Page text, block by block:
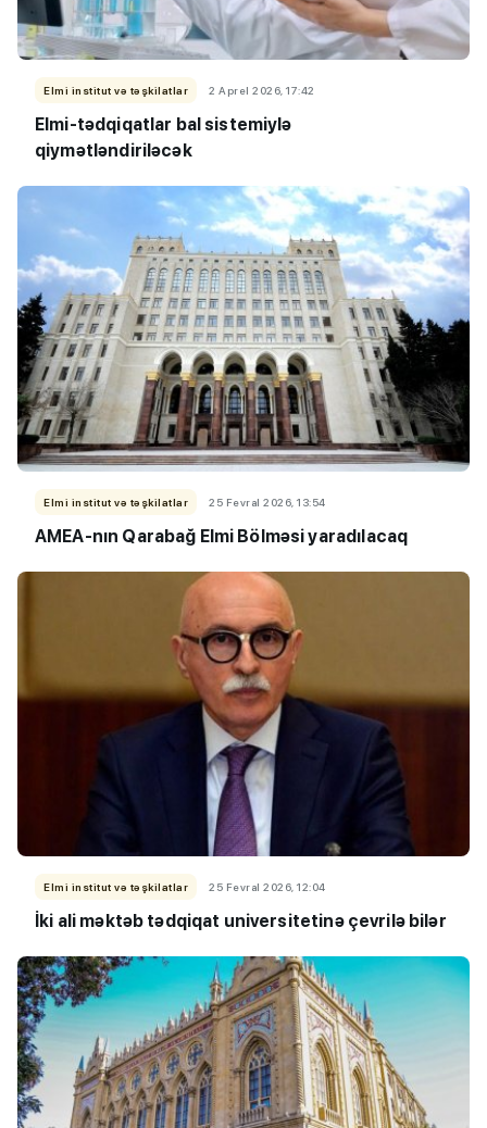
Elmi institut və təşkilatlar 2 Aprel 2026, 17:42
Elmi-tədqiqatlar bal sistemiylə
qiymətləndiriləcək
Elmi institut və təşkilatlar 25 Fevral 2026, 13:54
AMEA-nın Qarabağ Elmi Bölməsi yaradılacaq
Elmi institut və təşkilatlar 25 Fevral 2026, 12:04
İki ali məktəb tədqiqat universitetinə çevrilə bilər